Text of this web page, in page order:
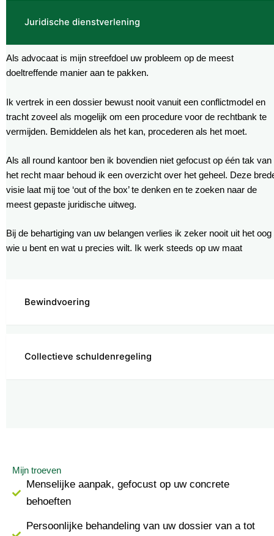
Juridische dienstverlening
Bewindvoering
Collectieve schuldenregeling
Als advocaat is mijn streefdoel uw probleem op de meest
doeltreffende manier aan te pakken.
Ik vertrek in een dossier bewust nooit vanuit een conflictmodel en
tracht zoveel als mogelijk om een procedure voor de rechtbank te
vermijden. Bemiddelen als het kan, procederen als het moet.
Als all round kantoor ben ik bovendien niet gefocust op één tak van
het recht maar behoud ik een overzicht over het geheel. Deze
visie laat mij toe ‘out of the box’ te denken en te zoeken naar de
meest gepaste juridische uitweg.
Bij de behartiging van uw belangen verlies ik zeker nooit uit het oog
wie u bent en wat u precies wilt. Ik werk steeds op uw maat
Mijn troeven
Menselijke aanpak, gefocust op uw concrete
behoeften
Persoonlijke behandeling van uw dossier van a tot